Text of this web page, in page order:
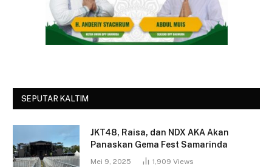
SEPUTAR KALTIM
JKT48, Raisa, dan NDX AKA Akan
Panaskan Gema Fest Samarinda
Mei 9, 2025 1,909 Views